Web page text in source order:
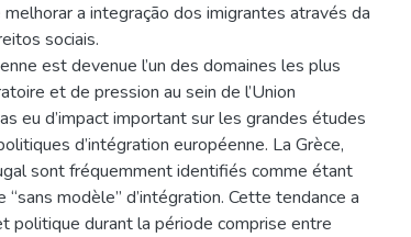
a integração dos imigrantes através da
sociais.
est devenue l’un des domaines les plus
et de pression au sein de l’Union
eu d’impact important sur les grandes études
d’intégration européenne. La Grèce,
sont fréquemment identifiés comme étant
modèle” d’intégration. Cette tendance a
politique durant la période comprise entre